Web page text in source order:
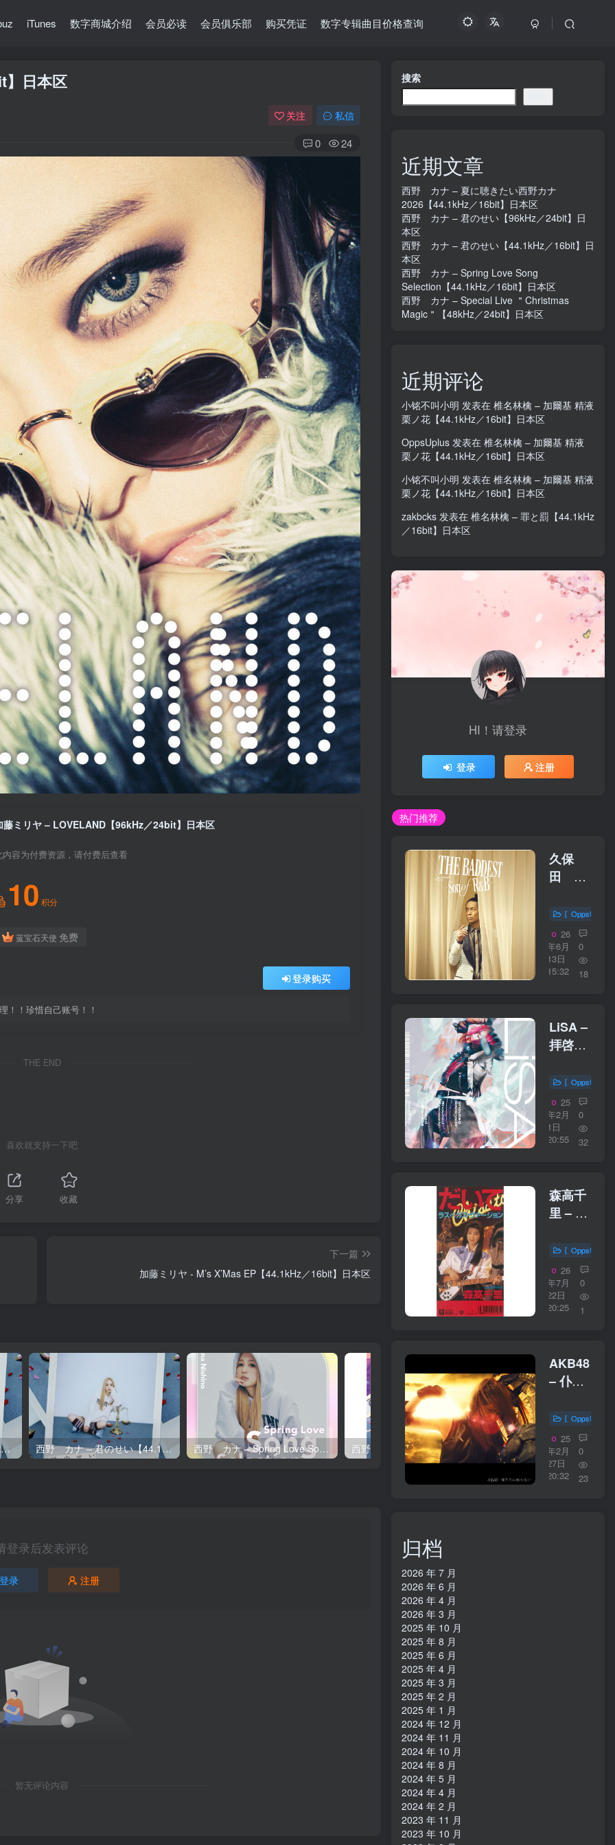
iTunes 数字商城介绍 会员必读 会员俱乐部 购买凭证 数字专辑曲目价格查询
】日本区
关注 私信
0 24
藤ミリヤ – LOVELAND【96kHz／24bit】日本区
内容为付费资源，请付费后查看
10 积分
蓝宝石天使 免费
登录购买
！！珍惜自己账号！！
THE END
喜欢就支持一下吧
分享 收藏
下一篇
加藤ミリヤ - M’s X’Mas EP【44.1kHz／16bit】日本区
西野 カナ – 君のせい【96kHz／24bit】日本区 西野 カナ – 君のせい【44.1kHz／16bit】日本区 西野 カナ – Spring Love Song Selection【44.1kHz／16bit】日本区 西野 カナ – Special Live ＂Christmas Magic＂【48kHz／24bit】日本区
登录后发表评论
登录 注册
暂无评论内容
搜索
近期文章
西野 カナ – 夏に聴きたい西野カナ
2026【44.1kHz／16bit】日本区
西野 カナ – 君のせい【96kHz／24bit】日
本区
西野 カナ – 君のせい【44.1kHz／16bit】日
本区
西野 カナ – Spring Love Song
Selection【44.1kHz／16bit】日本区
西野 カナ – Special Live ＂Christmas
Magic＂【48kHz／24bit】日本区
近期评论
小铭不叫小明 发表在 椎名林檎 – 加爾基 精液
栗ノ花【44.1kHz／16bit】日本区
OppsUplus 发表在 椎名林檎 – 加爾基 精液
栗ノ花【44.1kHz／16bit】日本区
小铭不叫小明 发表在 椎名林檎 – 加爾基 精液
栗ノ花【44.1kHz／16bit】日本区
zakbcks 发表在 椎名林檎 – 罪と罰【44.1kHz
／16bit】日本区
HI！请登录
登录 注册
热门推荐
久保
田 利
THE
BADDEST
～Son
of R＆
／
24bit】
日本区
〖OppsUplus
26
年6月
13日
15:32
0
18
LiSA –
拝啓、
へ
【44.1kHz
／
16bit】
日本区
〖OppsUplus
25
年2月
1日
20:55
0
32
森高千
里 – だ
スベガ
ス・ヴ
ァージ
ョン]
【44.1kHz
16bit】
日本区
〖OppsUplus
26
年7月
22日
20:25
0
1
AKB48
– 仆た
わない
＜Type
A＞
【44.1kHz
〖OppsUplus
25
年2月
27日
20:32
0
23
归档
2026 年 7 月
2026 年 6 月
2026 年 4 月
2026 年 3 月
2025 年 10 月
2025 年 8 月
2025 年 6 月
2025 年 4 月
2025 年 3 月
2025 年 2 月
2025 年 1 月
2024 年 12 月
2024 年 11 月
2024 年 10 月
2024 年 8 月
2024 年 5 月
2024 年 4 月
2024 年 2 月
2023 年 11 月
2023 年 10 月